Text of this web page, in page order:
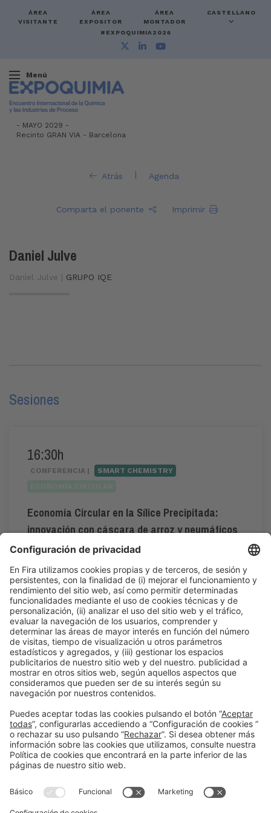
ÁREA
VISITANTE
ÁREA
EXPOSITOR
ÁREA
MONTADOR
CASTELLANO
#EXPOQUIMIA2026
Menú
- MAYO 2029 -
Recinto GRAN VIA - Barcelona
Atrás | Agenda
Comparta el ponente Imprimir
Daniel Julve
Daniel Julve | GRUPO IQE
Sesiones
16:30h
CONFERENCIA |
SMART CHEMISTRY
Economía Circular en la Sílice Precipitada:
innovación con cáscara de arroz y neumáticos
fuera de uso
Jue 4 16:30h - 17:00h
Smart Chemistry
Acceso público
Leer más